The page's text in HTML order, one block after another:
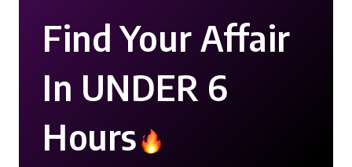
Find Your Affair
In UNDER 6
Hours